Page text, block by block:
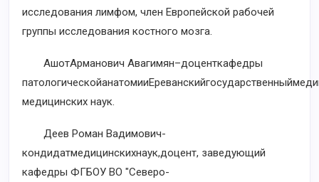
исследования лимфом, член Европейской рабочей
группы исследования костного мозга.
АшотАрманович Авагимян–доценткафедры
медицинских наук.
Деев Роман Вадимович-
кондидатмедицинскихнаук,доцент, заведующий
кафедры ФГБОУ ВО "Северо-